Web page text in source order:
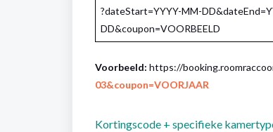
?dateStart=YYYY-MM-
DD&coupon=VOORBEELD
Voorbeeld: https://
03&coupon=VOORJAAR
Kortingscode + specifieke